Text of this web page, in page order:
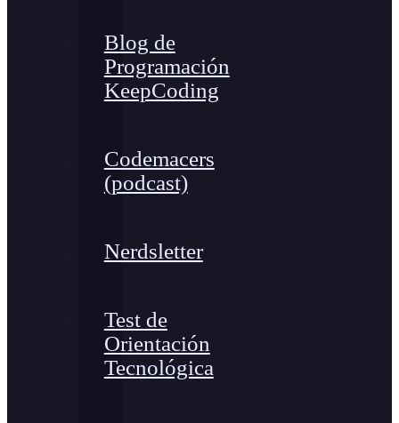
Blog de
Programación
KeepCoding
Codemacers
(podcast)
Nerdsletter
Test de
Orientación
Tecnológica